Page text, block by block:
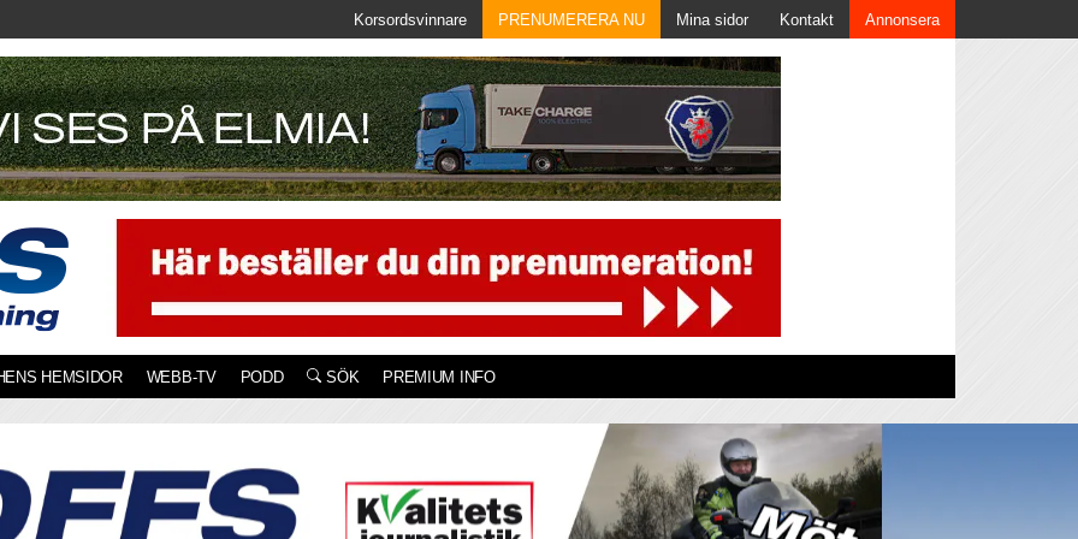
Korsordsvinnare PRENUMERERA NU Mina sidor Kontakt Annonsera
HEMSIDOR WEBB-TV PODD SÖK PREMIUM INFO